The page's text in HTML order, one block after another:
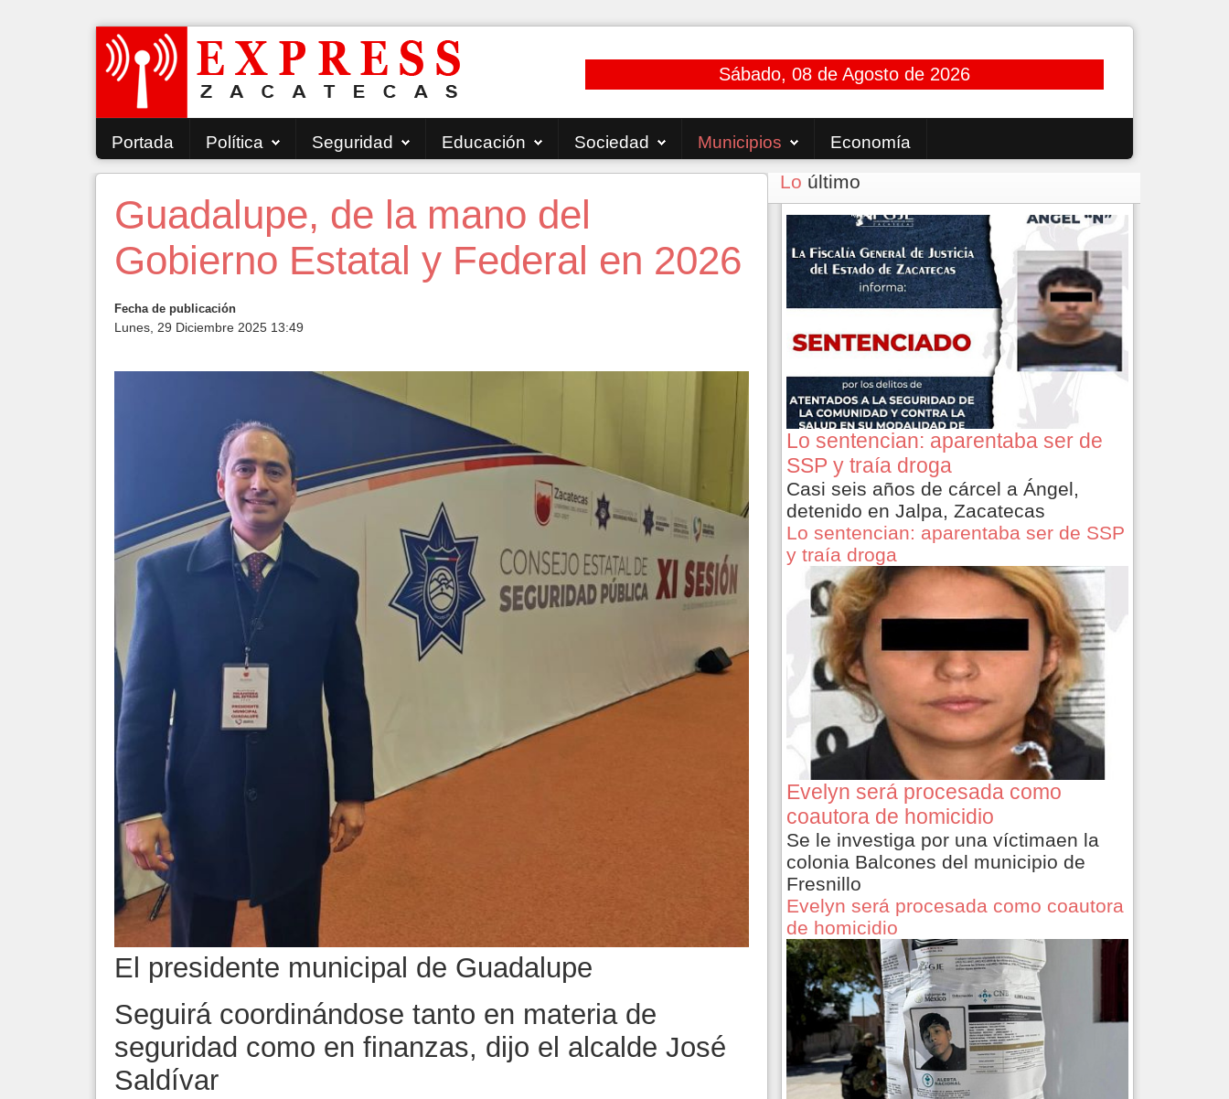
Sábado, 08 de Agosto de 2026
Portada Política Seguridad Educación Sociedad Municipios Economía
Guadalupe, de la mano del
Gobierno Estatal y Federal en 2026
Fecha de publicación
Lunes, 29 Diciembre 2025 13:49
El presidente municipal de Guadalupe
Seguirá coordinándose tanto en materia de
seguridad como en finanzas, dijo el alcalde José
Saldívar
Lo último
Lo sentencian: aparentaba ser de
SSP y traía droga
Casi seis años de cárcel a Ángel,
detenido en Jalpa, Zacatecas
Lo sentencian: aparentaba ser de SSP
y traía droga
Evelyn será procesada como
coautora de homicidio
Se le investiga por una víctimaen la
colonia Balcones del municipio de
Fresnillo
Evelyn será procesada como coautora
de homicidio